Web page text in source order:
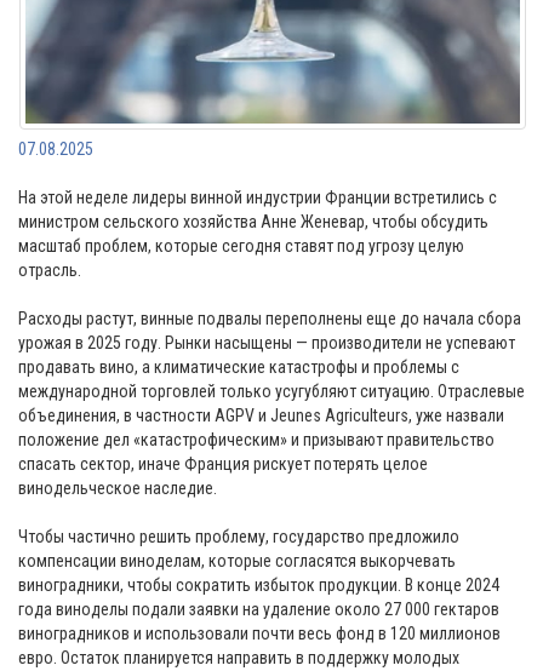
07.08.2025
На этой неделе лидеры винной индустрии Франции встретились с
министром сельского хозяйства Анне Женевар, чтобы обсудить
масштаб проблем, которые сегодня ставят под угрозу целую
отрасль.
Расходы растут, винные подвалы переполнены еще до начала сбора
урожая в 2025 году. Рынки насыщены — производители не успевают
продавать вино, а климатические катастрофы и проблемы с
международной торговлей только усугубляют ситуацию. Отраслевые
объединения, в частности AGPV и Jeunes Agriculteurs, уже назвали
положение дел «катастрофическим» и призывают правительство
спасать сектор, иначе Франция рискует потерять целое
винодельческое наследие.
Чтобы частично решить проблему, государство предложило
компенсации виноделам, которые согласятся выкорчевать
виноградники, чтобы сократить избыток продукции. В конце 2024
года виноделы подали заявки на удаление около 27 000 гектаров
виноградников и использовали почти весь фонд в 120 миллионов
евро. Остаток планируется направить в поддержку молодых